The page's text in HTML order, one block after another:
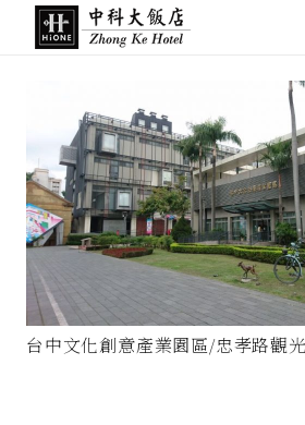
台中文化創意產業園區/忠孝路觀